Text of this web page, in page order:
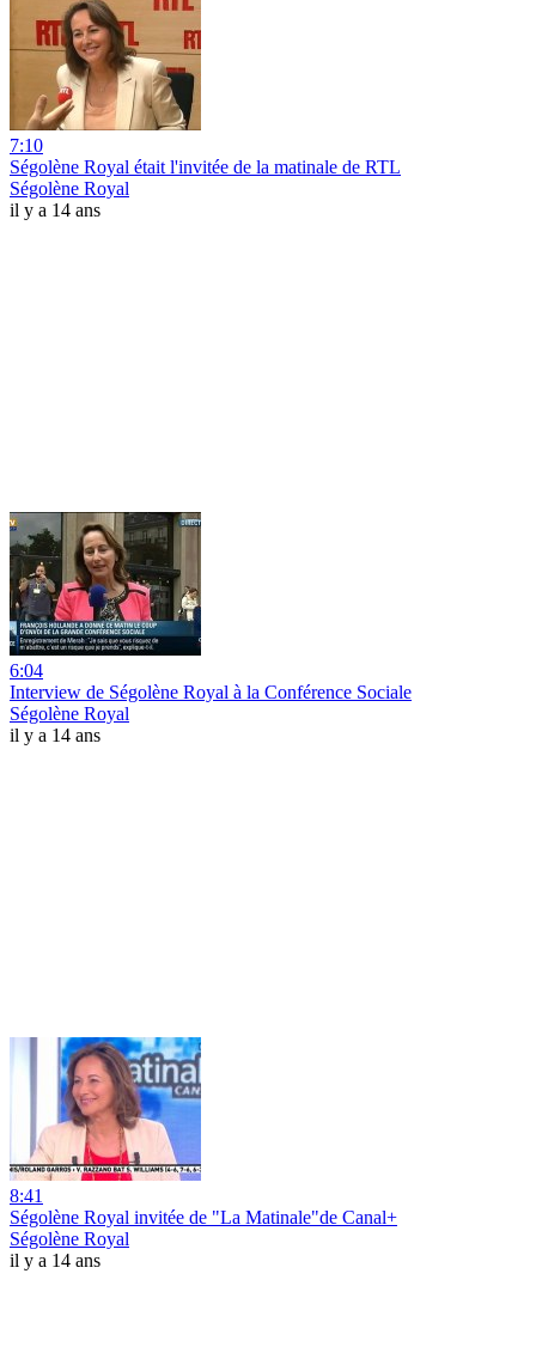
7:10
Ségolène Royal était l'invitée de la matinale de RTL
Ségolène Royal
il y a 14 ans
6:04
Interview de Ségolène Royal à la Conférence Sociale
Ségolène Royal
il y a 14 ans
8:41
Ségolène Royal invitée de "La Matinale"de Canal+
Ségolène Royal
il y a 14 ans